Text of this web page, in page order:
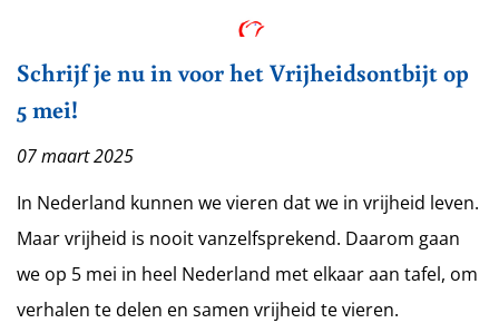
Schrijf je nu in voor het Vrijheidsontbijt op
5 mei!
07 maart 2025
In Nederland kunnen we vieren dat we in vrijheid leven.
Maar vrijheid is nooit vanzelfsprekend. Daarom gaan
we op 5 mei in heel Nederland met elkaar aan tafel, om
verhalen te delen en samen vrijheid te vieren.